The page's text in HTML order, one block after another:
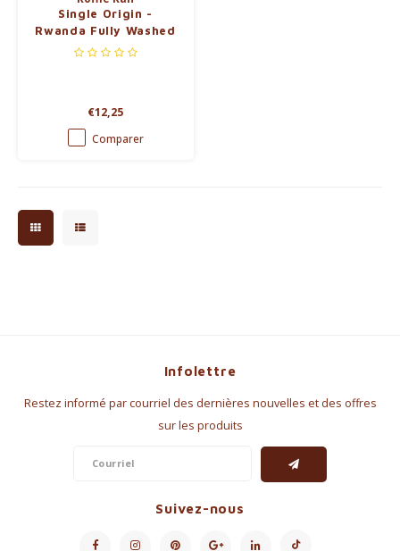
Single Origin -
Rwanda Fully Washed
Ngororero
€12,25
Comparer
Infolettre
Restez informé par courriel des dernières nouvelles et des offres
sur les produits
Suivez-nous